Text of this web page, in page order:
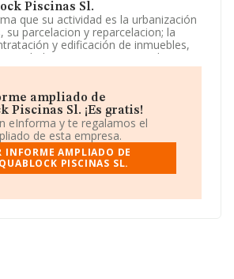
Piscinas Sl.
que su actividad es la urbanización
su parcelacion y reparcelacion; la
y edificación de inmuebles,
chalets y construcciones de
por cuenta propia, etc. La
Tiene CNAE: 4101 - '%cnae%'. La
actividad en mercados exteriores.
en la base de datos de
de empleados ha estado por
de sector.
en Calle Sant Francesc núm. 1,
ampliado de
Piscinas Sl. ¡Es gratis!
eInforma y te regalamos el
de esta empresa.
INFORME AMPLIADO DE
PISCINAS SL.